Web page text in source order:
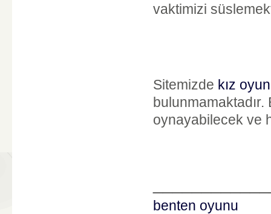
vaktimizi
Sitemizde kız
oynayabilecek ve
benten oyunu